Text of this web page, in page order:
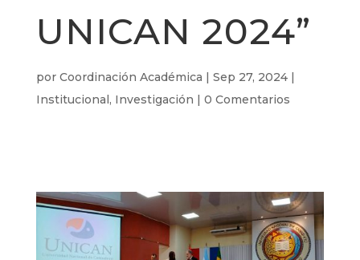
UNICAN 2024”
por Coordinación Académica | Sep 27, 2024|
Institucional, Investigación | 0 Comentarios